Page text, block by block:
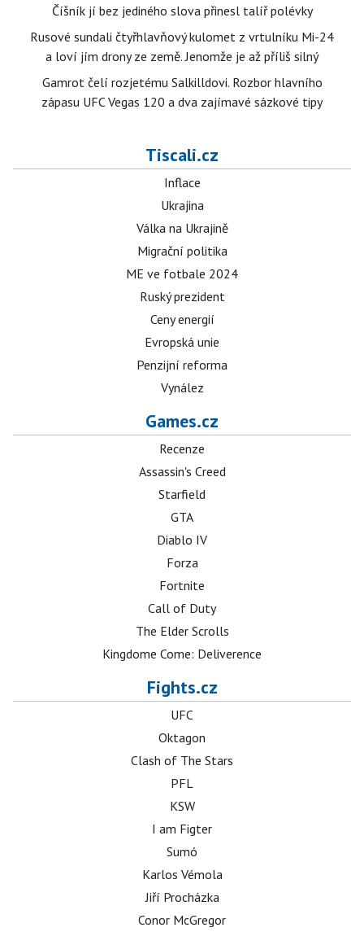
Číšník jí bez jediného slova přinesl talíř polévky
Rusové sundali čtyřhlavňový kulomet z vrtulníku Mi-24
a loví jím drony ze země. Jenomže je až příliš silný
Gamrot čelí rozjetému Salkilldovi. Rozbor hlavního
zápasu UFC Vegas 120 a dva zajímavé sázkové tipy
Tiscali.cz
Inflace
Ukrajina
Válka na Ukrajině
Migrační politika
ME ve fotbale 2024
Ruský prezident
Ceny energií
Evropská unie
Penzijní reforma
Vynález
Games.cz
Recenze
Assassin's Creed
Starfield
GTA
Diablo IV
Forza
Fortnite
Call of Duty
The Elder Scrolls
Kingdome Come: Deliverence
Fights.cz
UFC
Oktagon
Clash of The Stars
PFL
KSW
I am Figter
Sumó
Karlos Vémola
Jiří Procházka
Conor McGregor